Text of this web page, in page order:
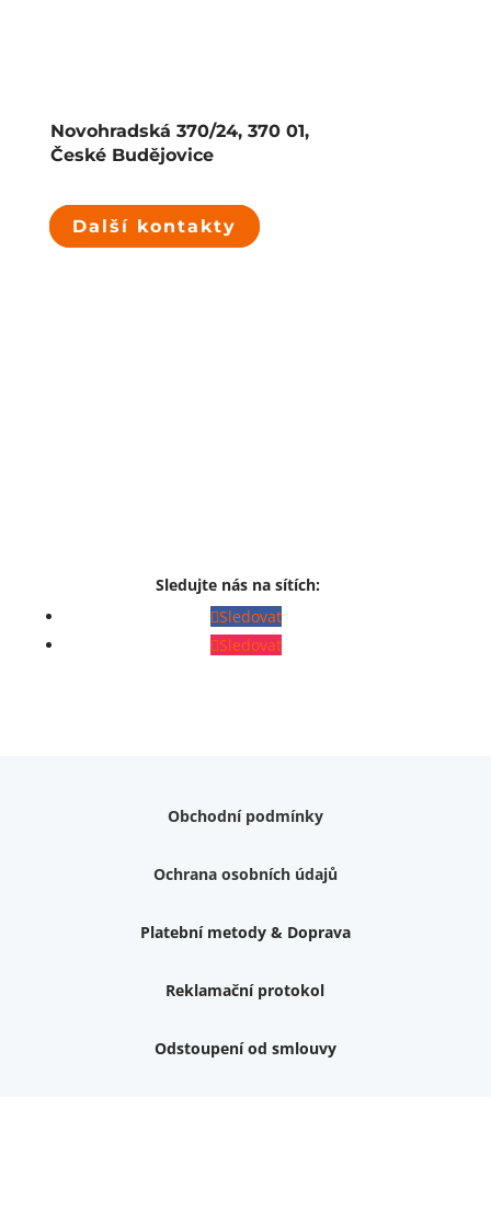
Novohradská 370/24, 370 01,
České Budějovice
Další kontakty
Sledujte nás na sítích:
Sledovat
Sledovat
Obchodní podmínky
Ochrana osobních údajů
Platební metody & Doprava
Reklamační protokol
Odstoupení od smlouvy